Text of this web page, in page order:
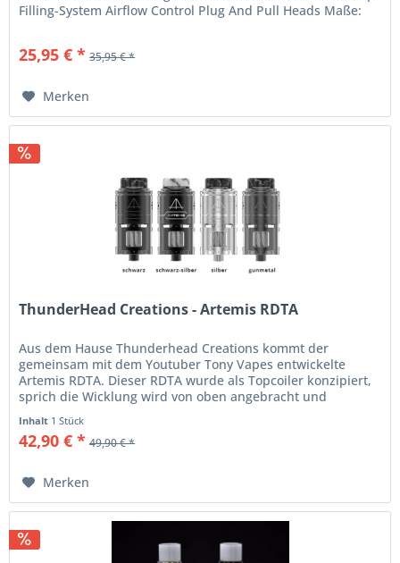
Filling-System Airflow Control Plug And Pull Heads Maße:
25,95 € * 35,95 € *
Merken
ThunderHead Creations - Artemis RDTA
Aus dem Hause Thunderhead Creations kommt der
gemeinsam mit dem Youtuber Tony Vapes entwickelte
Artemis RDTA. Dieser RDTA wurde als Topcoiler konzipiert,
sprich die Wicklung wird von oben angebracht und
Inhalt 1 Stück
42,90 € * 49,90 € *
Merken